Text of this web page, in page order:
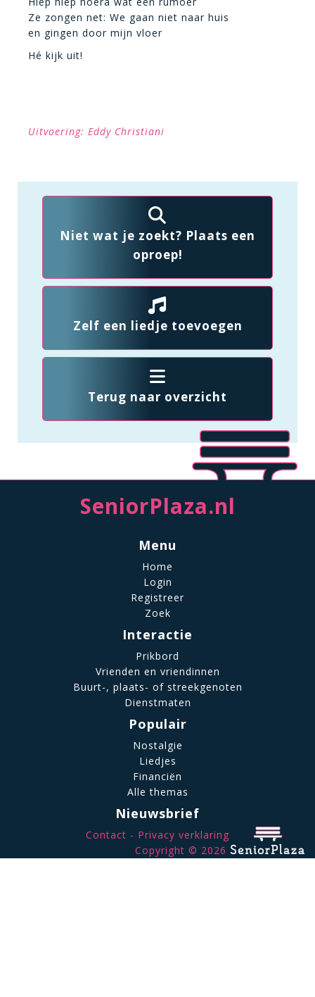
Ze zongen net: We gaan niet naar huis
en gingen door mijn vloer
Hé kijk uit!
Uitvoering: Eddy Christiani
Niet wat je zoekt? Plaats een
oproep!
Zelf een liedje toevoegen
Terug naar overzicht
SeniorPlaza.nl
Menu
Home
Login
Registreer
Zoek
Interactie
Prikbord
Vrienden en vriendinnen
Buurt-, plaats- of streekgenoten
Dienstmaten
Populair
Nostalgie
Liedjes
Financiën
Alle themas
Nieuwsbrief
Contact
Privacy verklaring
Copyright © 2026